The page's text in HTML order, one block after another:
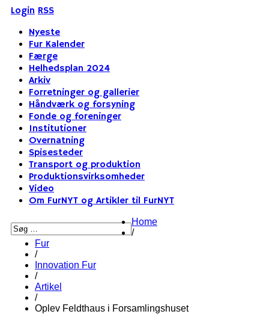
Login RSS
Nyeste
Fur Kalender
Færge
Helhedsplan 2024
Arkiv
Forretninger og gallerier
Håndværk og forsyning
Fonde og foreninger
Institutioner
Overnatning
Spisesteder
Transport og produktion
Produktionsvirksomheder
Video
Om FurNYT og Artikler til FurNYT
Home
/
Fur
/
Innovation Fur
/
Artikel
/
Oplev Feldthaus i Forsamlingshuset